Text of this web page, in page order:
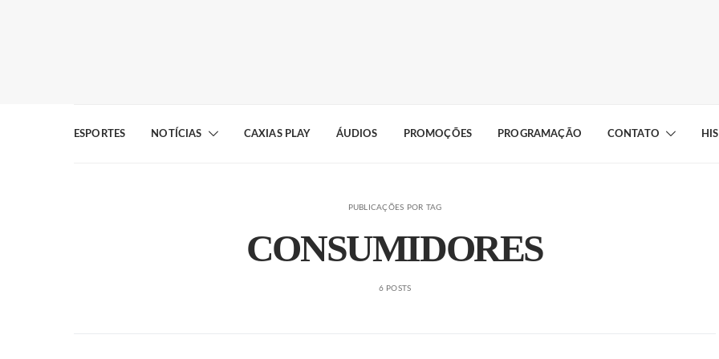
ESPORTES NOTÍCIAS CAXIAS PLAY ÁUDIOS PROMOÇÕES PROGRAMAÇÃO CONTATO
PUBLICAÇÕES POR TAG
CONSUMIDORES
6 POSTS